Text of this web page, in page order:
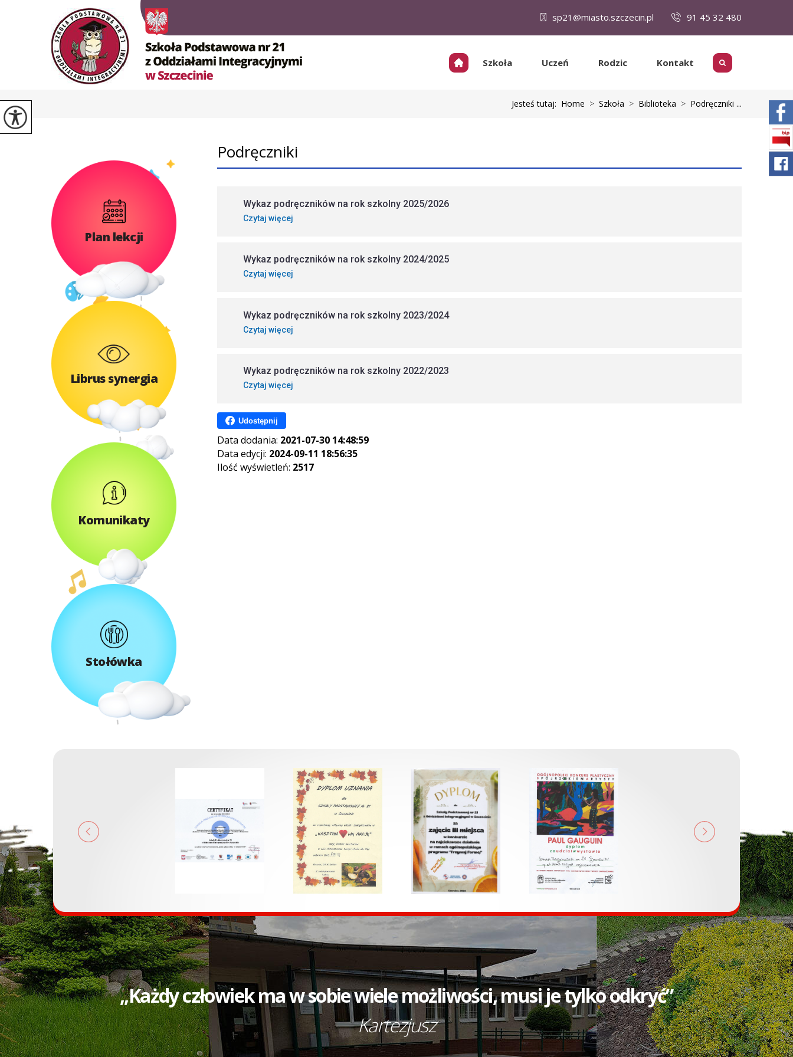
sp21@miasto.szczecin.pl 91 45 32 480
Szkoła Uczeń Rodzic Kontakt
Jesteś tutaj: Home > Szkoła > Biblioteka > Podręczniki ...
Podręczniki
Wykaz podręczników na rok szkolny 2025/2026
Czytaj więcej
Wykaz podręczników na rok szkolny 2024/2025
Czytaj więcej
Wykaz podręczników na rok szkolny 2023/2024
Czytaj więcej
Wykaz podręczników na rok szkolny 2022/2023
Czytaj więcej
Udostępnij
Data dodania: 2021-07-30 14:48:59
Data edycji: 2024-09-11 18:56:35
Ilość wyświetleń: 2517
Plan lekcji
Librus synergia
Komunikaty
Stołówka
,,Każdy człowiek ma w sobie wiele możliwości, musi je tylko odkryć”
Kartezjusz